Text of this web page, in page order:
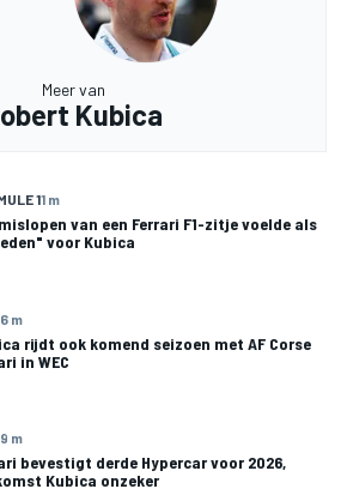
Meer van
Kubica
11 m
van een Ferrari F1-zitje voelde als
voor Kubica
6 m
rijdt ook komend seizoen met AF Corse
in WEC
9 m
bevestigt derde Hypercar voor 2026,
Kubica onzeker